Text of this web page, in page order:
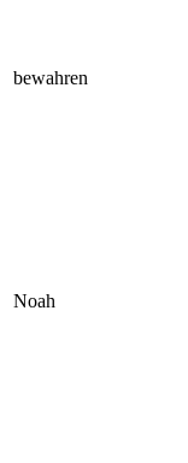
bewahren
Noah